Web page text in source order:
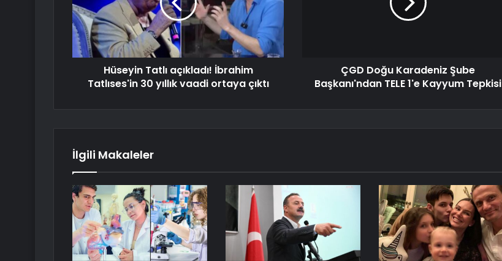
Hüseyin Tatlı açıkladı! İbrahim
Tatlıses'in 30 yıllık vaadi ortaya çıktı
ÇGD Doğu Karadeniz Şube
Başkanı'ndan TELE 1'e Kayyum Tepkisi
İlgili Makaleler